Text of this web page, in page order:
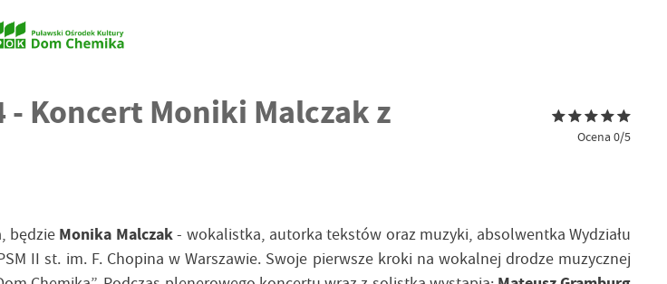
- Koncert Moniki Malczak z
Ocena 0/5
będzie Monika Malczak- wokalistka, autorka tekstów oraz muzyki, absolwentka Wydziału
II st. im. F. Chopina w Warszawie. Swoje pierwsze kroki na wokalnej drodze muzycznej